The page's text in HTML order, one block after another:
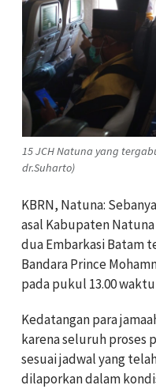
15 JCH Natuna yang
dr.Suharto)
KBRN, Natuna:
asal Kabupaten
dua Embarkasi Batam
Bandara Prince
pada pukul 13.00
Kedatangan para
karena seluruh proses
sesuai jadwal yang
dilaporkan dalam